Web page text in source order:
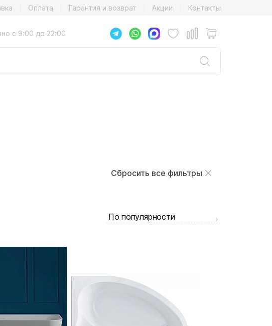
Оплата Гарантия и возврат Акции Контакты
с 9:00 до 22:00
Сбросить все фильтры
По популярности